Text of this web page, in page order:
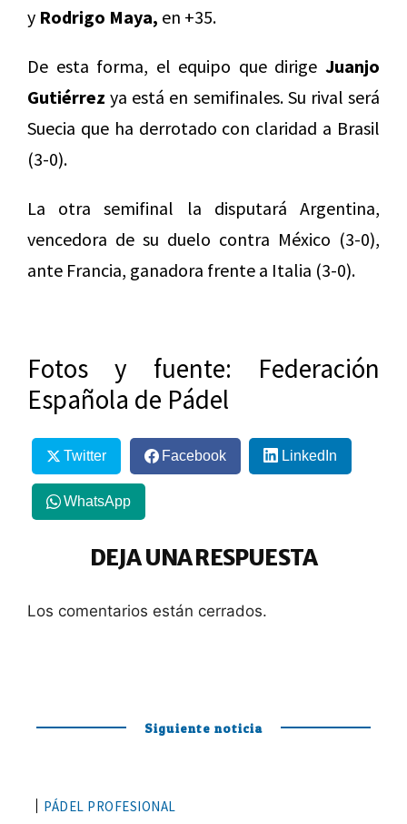
y Rodrigo Maya, en +35.
De esta forma, el equipo que dirige Juanjo
Gutiérrez ya está en semifinales. Su rival será
Suecia que ha derrotado con claridad a Brasil
(3-0).
La otra semifinal la disputará Argentina,
vencedora de su duelo contra México (3-0),
ante Francia, ganadora frente a Italia (3-0).
Fotos y fuente: Federación
Española de Pádel
Twitter Facebook LinkedIn
WhatsApp
DEJA UNA RESPUESTA
Los comentarios están cerrados.
Siguiente noticia
PÁDEL PROFESIONAL